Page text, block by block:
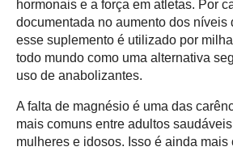
hormonais e a força em atletas. Por
documentada no aumento dos níveis
esse suplemento é utilizado por
todo mundo como uma alternativa
uso de anabolizantes.
A falta de magnésio é uma das
mais comuns entre adultos
mulheres e idosos. Isso é ainda mais